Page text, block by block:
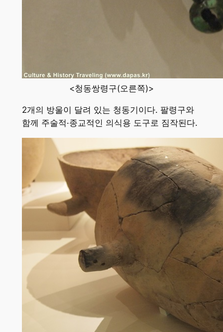
<청동쌍령구(오른쪽)>
2개의 방울이 달려 있는 청동기이다. 팔령구와
함께 주술적·종교적인 의식용 도구로 짐작된다.